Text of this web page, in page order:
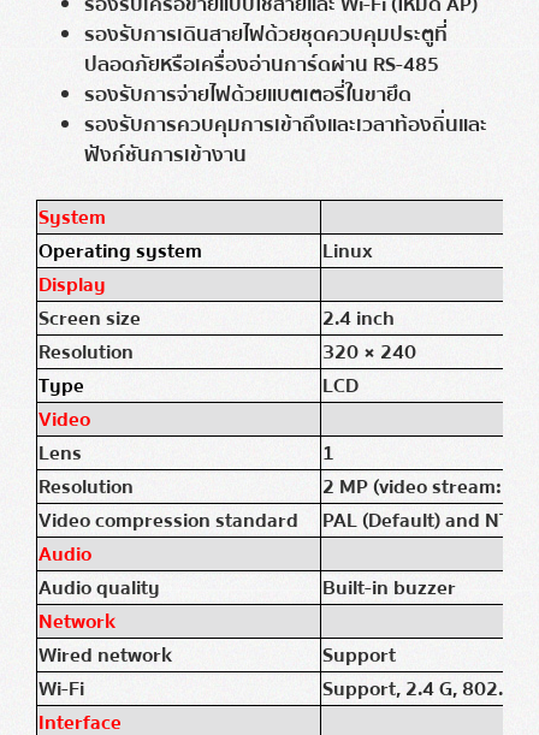
รองรับการเดินสายไฟด้วยชุดควบคุมประตูที่
ปลอดภัยหรือเครื่องอ่านการ์ดผ่าน RS-485
รองรับการจ่ายไฟด้วยแบตเตอรี่ในขายึด
รองรับการควบคุมการเข้าถึงและเวลาท้องถิ่นและ
ฟังก์ชันการเข้างาน
System
Operating system
Linux
Display
Screen size
2.4 inch
Resolution
320 × 240
Type
LCD
Video
Lens
1
Resolution
2 MP (video stream:
Video compression standard
PAL (Default) and NTSC
Audio
Audio quality
Built-in buzzer
Network
Wired network
Support
Wi-Fi
Support, 2.4 G,
Interface